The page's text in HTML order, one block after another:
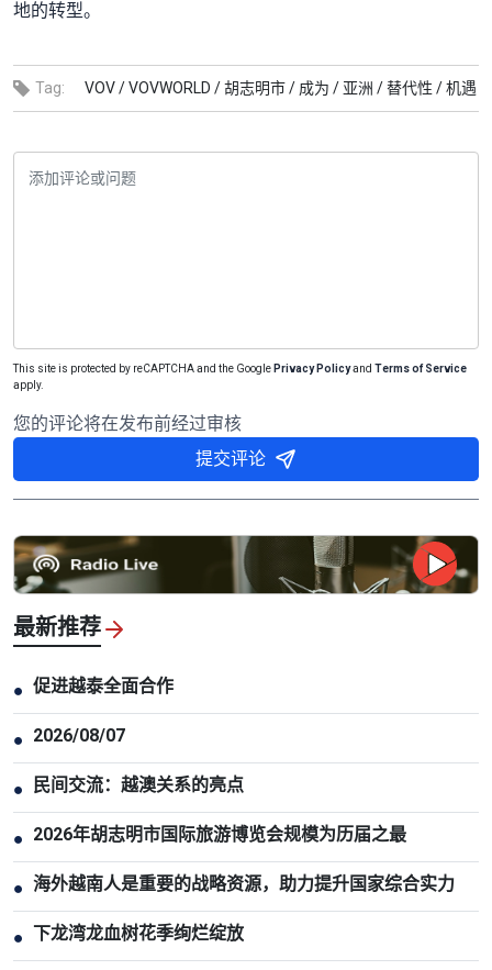
地的转型。
Tag: VOV /VOVWORLD /胡志明市 / 成为 / 亚洲 /替代性 /机遇
This site is protected by reCAPTCHA and the Google Privacy Policyand Terms of Service
apply.
您的评论将在发布前经过审核
提交评论
最新推荐
● 促进越泰全面合作
● 2026/08/07
● 民间交流：越澳关系的亮点
● 2026年胡志明市国际旅游博览会规模为历届之最
● 海外越南人是重要的战略资源，助力提升国家综合实力
● 下龙湾龙血树花季绚烂绽放